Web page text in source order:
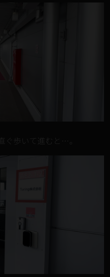
ぐ歩いて進むと…。